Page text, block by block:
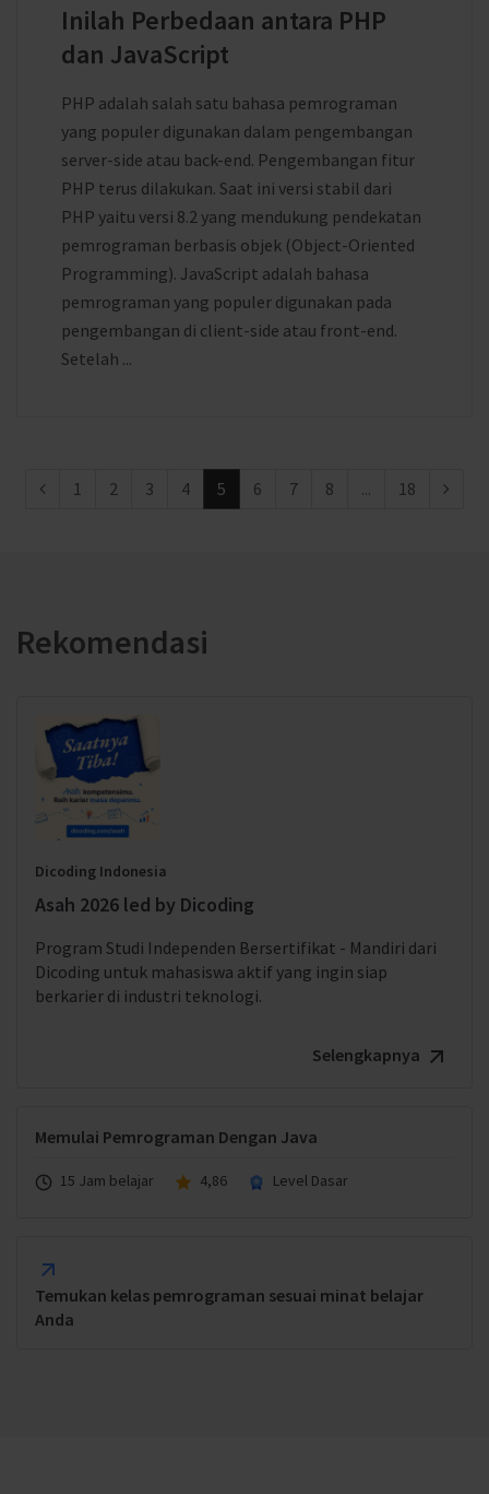
Inilah Perbedaan antara PHP
dan JavaScript
PHP adalah salah satu bahasa pemrograman
yang populer digunakan dalam pengembangan
server-side atau back-end. Pengembangan fitur
PHP terus dilakukan. Saat ini versi stabil dari
PHP yaitu versi 8.2 yang mendukung pendekatan
pemrograman berbasis objek (Object-Oriented
Programming). JavaScript adalah bahasa
pemrograman yang populer digunakan pada
pengembangan di client-side atau front-end.
Setelah ...
1 2 3 4 5 6 7 8 ... 18
Rekomendasi
Dicoding Indonesia
Asah 2026 led by Dicoding
Program Studi Independen Bersertifikat - Mandiri dari
Dicoding untuk mahasiswa aktif yang ingin siap
berkarier di industri teknologi.
Selengkapnya
Memulai Pemrograman Dengan Java
15 Jam belajar 4,86 Level Dasar
Temukan kelas pemrograman sesuai minat belajar
Anda